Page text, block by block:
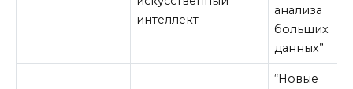
интеллект
анализа
больших
данных”
“Новые